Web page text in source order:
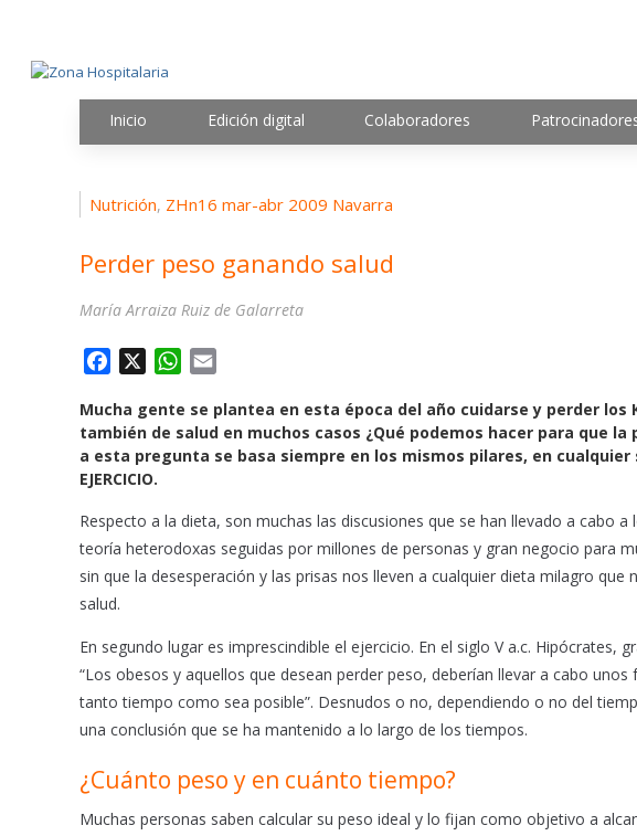
Inicio Edición digital Colaboradores
Nutrición, ZHn16 mar-abr 2009 Navarra
Perder peso ganando salud
María Arraiza Ruiz de Galarreta
c
e
b
o
k
W
a
t
s
p
p
a
i
l
Mucha gente se plantea en esta época del año cuidarse y perder los
también de salud en muchos casos ¿Qué podemos hacer para que
a esta pregunta se basa siempre en los mismos pilares, en cualquier
EJERCICIO.
Respecto a la dieta, son muchas las discusiones que se han llevado a cabo
teoría heterodoxas seguidas por millones de personas y gran negocio para
sin que la desesperación y las prisas nos lleven a cualquier dieta milagro
salud.
En segundo lugar es imprescindible el ejercicio. En el siglo V a.c. Hipócrates,
“Los obesos y aquellos que desean perder peso, deberían llevar a cabo
tanto tiempo como sea posible”. Desnudos o no, dependiendo o no del
una conclusión que se ha mantenido a lo largo de los tiempos.
¿Cuánto peso y en cuánto tiempo?
Muchas personas saben calcular su peso ideal y lo fijan como objetivo a